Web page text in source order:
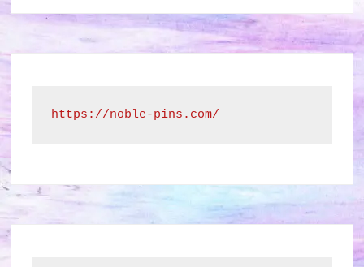
https://noble-pins.com/